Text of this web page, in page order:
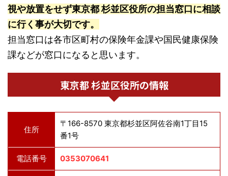
視や放置をせず東京都 杉並区役所の担当窓口に相談
に行く事が大切です。
担当窓口は各市区町村の保険年金課や国民健康保険
課などが窓口になると思います。
東京都 杉並区役所の情報
住所
〒166-8570 東京都杉並区阿佐谷南1丁目15
番1号
電話番号 0353070641